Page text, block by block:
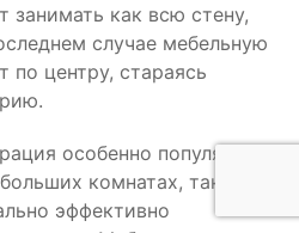
занимать как всю стену,
случае мебельную
по центру, стараясь
особенно популярная
комнатах, так как
эффективно